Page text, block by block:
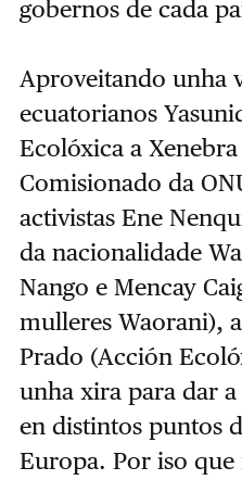
gobernos de cada
Aproveitando unha
ecuatorianos
Ecolóxica a
Comisionado da
activistas Ene
da nacionalidade
Nango e Mencay
mulleres Waorani),
Prado (Acción
unha xira para dar
en distintos puntos
Europa. Por iso que